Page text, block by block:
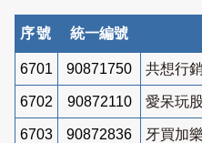
序號 統一編號
6701 90871750 共想行
6702 90872110 愛呆玩
6703 90872836
牙買加